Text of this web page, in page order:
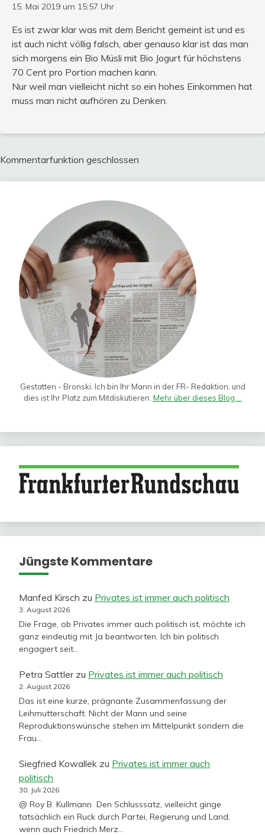
15. Mai 2019 um 15:57 Uhr
Es ist zwar klar was mit dem Bericht gemeint ist und es
ist auch nicht völlig falsch, aber genauso klar ist das man
sich morgens ein Bio Müsli mit Bio Jogurt für höchstens
70 Cent pro Portion machen kann.
Nur weil man vielleicht nicht so ein hohes Einkommen hat
muss man nicht aufhören zu Denken.
Kommentarfunktion geschlossen
Gestatten - Bronski. Ich bin Ihr Mann in der FR- Redaktion, und
dies ist Ihr Platz zum Mitdiskutieren. Mehr über dieses Blog ...
Jüngste Kommentare
Manfed Kirsch zu Privates ist immer auch politisch
3. August 2026
Die Frage, ob Privates immer auch politisch ist, möchte ich
ganz eindeutig mit Ja beantworten. Ich bin politisch
engagiert seit…
Petra Sattlerzu Privates ist immer auch politisch
2. August 2026
Das ist eine kurze, prägnante Zusammenfassung der
Leihmutterschaft. Nicht der Mann und seine
Reproduktionswünsche stehen im Mittelpunkt sondern die
Frau…
Siegfried Kowallek zu Privates ist immer auch
politisch
30. Juli 2026
@ Roy B. Kullmann Den Schlusssatz, vielleicht ginge
tatsächlich ein Ruck durch Partei, Regierung und Land,
wenn auch Friedrich Merz…